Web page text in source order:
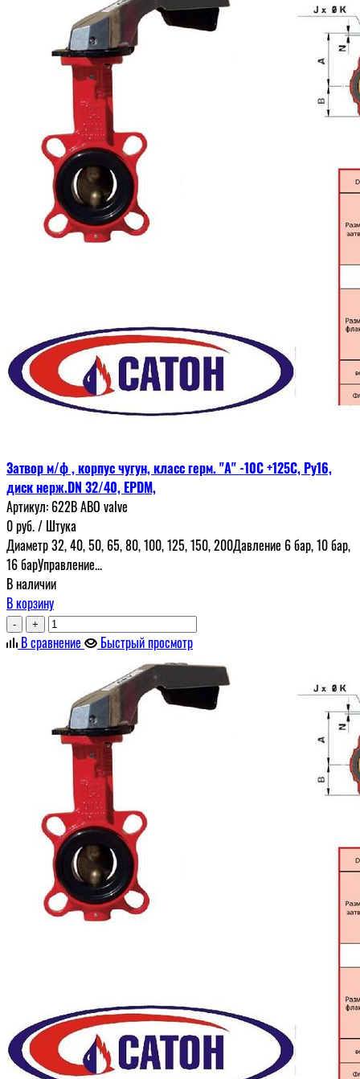
Затвор м/ф , корпус чугун, класс герм. "А" -10С +125С, Ру16,
диск нерж.DN 32/40, EPDM,
Артикул: 622В ABO valve
0руб./ Штука
Диаметр 32, 40, 50, 65, 80, 100, 125, 150, 200Давление 6 бар, 10 бар,
16 барУправление...
В наличии
В корзину
- +
В сравнение Быстрый просмотр